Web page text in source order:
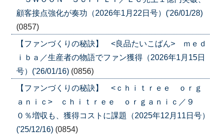
顧客接点強化が奏功（2026年1月22日号）('26/01/28)
(0857)
【ファンづくりの秘訣】 <良品たいこばん> ｍｅｄ
ｉｂａ／生産者の物語でファン獲得（2026年1月15日
号）('26/01/16) (0856)
【ファンづくりの秘訣】 <ｃｈｉｔｒｅｅ ｏｒｇ
ａｎｉｃ> ｃｈｉｔｒｅｅ ｏｒｇａｎｉｃ／９
０％増収も、獲得コストに課題（2025年12月11日号）
('25/12/16) (0854)